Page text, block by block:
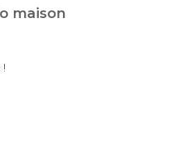
maison